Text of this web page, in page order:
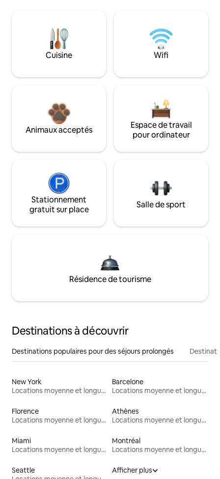
Cuisine Wifi
Animaux acceptés
Espace de travail
pour ordinateur
Stationnement
gratuit sur place
Salle de sport
Résidence de tourisme
Destinations à découvrir
Destinations populaires pour des séjours prolongés
New York
Locations moyenne et longue durée
Barcelone
Locations moyenne et longue durée
Florence
Locations moyenne et longue durée
Athènes
Locations moyenne et longue durée
Miami
Locations moyenne et longue durée
Montréal
Locations moyenne et longue durée
Seattle
Afficher plus